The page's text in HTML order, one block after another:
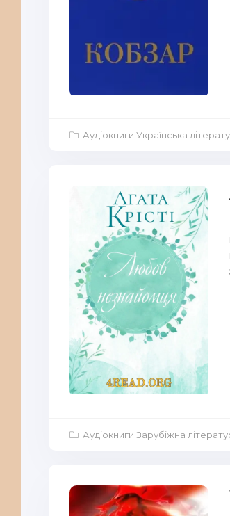
Аудіокниги Українська
Аудіокниги Зарубіжна